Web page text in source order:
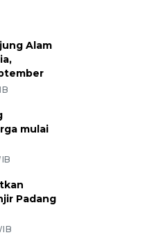
Alam
mulai
Padang